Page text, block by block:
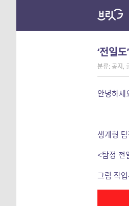
‘전일
분류: 공지 ,
안녕하세
생계형
<탐정 전
그림 작